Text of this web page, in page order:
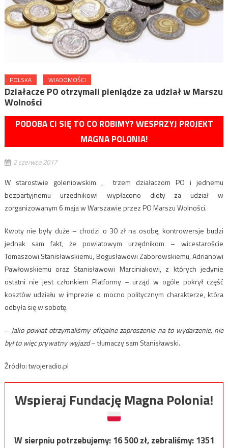
POLSKA WIADOMOŚCI
Działacze PO otrzymali pieniądze za udział w Marszu
Wolności
PODOBA CI SIĘ TO CO ROBIMY? WESPRZYJ PROJEKT
MAGNA POLONIA!
2 czerwca 2017
W starostwie goleniowskim , trzem działaczom PO i jednemu
bezpartyjnemu urzędnikowi wypłacono diety za udział w
zorganizowanym 6 maja w Warszawie przez PO Marszu Wolności.
Kwoty nie były duże – chodzi o 30 zł na osobę, kontrowersje budzi
jednak sam fakt, że powiatowym urzędnikom – wicestaroście
Tomaszowi Stanisławskiemu, Bogusławowi Zaborowskiemu, Adrianowi
Pawłowskiemu oraz Stanisławowi Marciniakowi, z których jedynie
ostatni nie jest członkiem Platformy – urząd w ogóle pokrył część
kosztów udziału w imprezie o mocno politycznym charakterze, która
odbyła się w sobotę.
–Jako powiat otrzymaliśmy oficjalne zaproszenie na to wydarzenie, nie
był to więc prywatny wyjazd– tłumaczy sam Stanisławski.
Źródło: twojeradio.pl
Wspieraj Fundację Magna Polonia!
W sierpniu potrzebujemy:16 500zł, zebraliśmy:1351